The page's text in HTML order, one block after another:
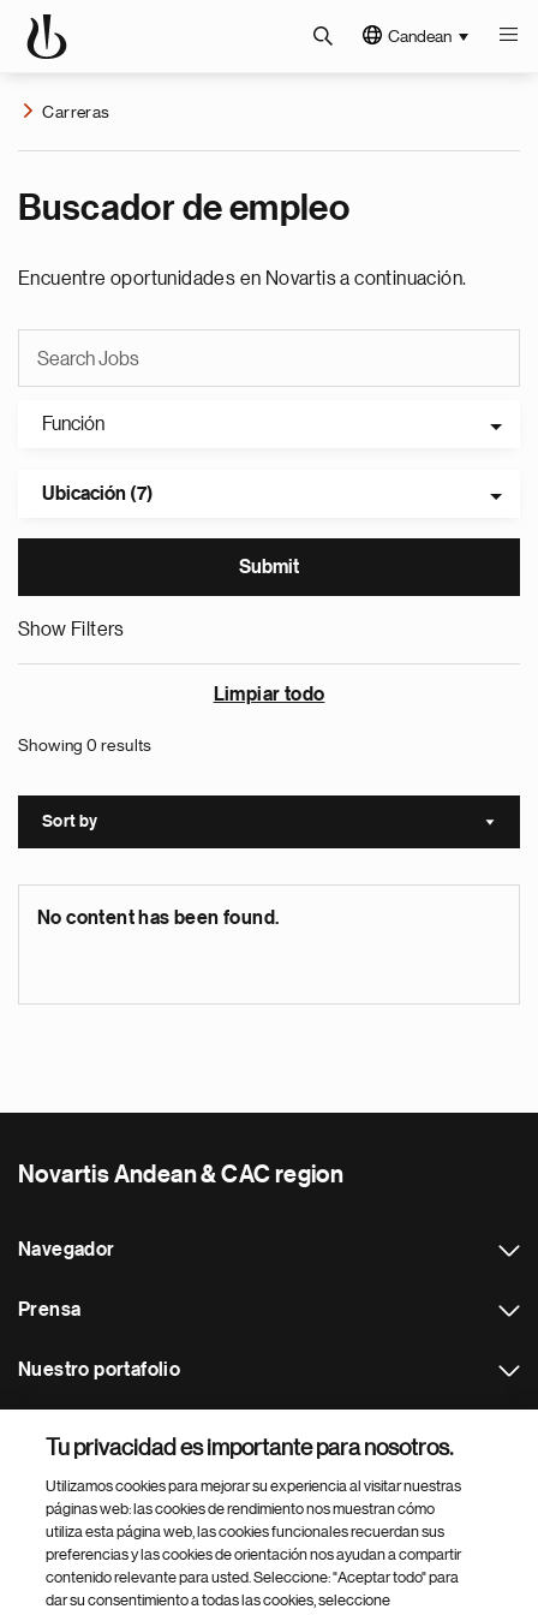
Candean
Carreras
Buscador de empleo
Encuentre oportunidades en Novartis a continuación.
Función
Ubicación (7)
Show Filters
Limpiar todo
Showing 0 results
Sort by Sort
No content has been found.
Novartis Andean & CAC region
Navegador
Prensa
Nuestro portafolio
Footer Site Search
Tu privacidad es importante para nosotros.
Utilizamos cookies para mejorar su experiencia al visitar nuestras
páginas web: las cookies de rendimiento nos muestran cómo
utiliza esta página web, las cookies funcionales recuerdan sus
preferencias y las cookies de orientación nos ayudan a compartir
contenido relevante para usted. Seleccione: "Aceptar todo" para
dar su consentimiento a todas las cookies, seleccione